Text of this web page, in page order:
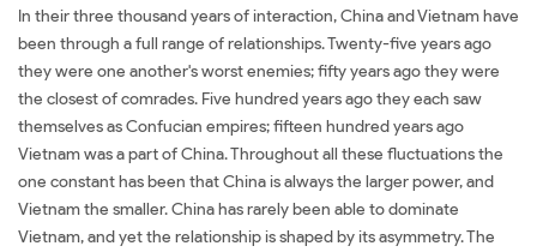
In their three thousand years of interaction, China and Vietnam have
been through a full range of relationships. Twenty-five years ago
they were one another's worst enemies; fifty years ago they were
the closest of comrades. Five hundred years ago they each saw
themselves as Confucian empires; fifteen hundred years ago
Vietnam was a part of China. Throughout all these fluctuations the
one constant has been that China is always the larger power, and
Vietnam the smaller. China has rarely been able to dominate
Vietnam, and yet the relationship is shaped by its asymmetry. The